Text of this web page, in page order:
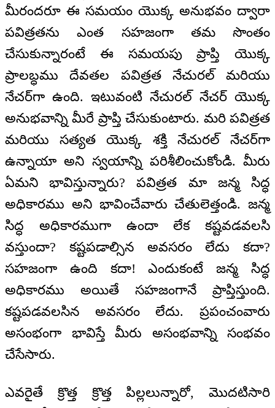
మీరందరూ ఈ సమయం యొక్క అనుభవం ద్వారా
పవిత్రతను ఎంత సహజంగా తమ సొంతం
చేసుకున్నారంటే ఈ సమయపు ప్రాప్తి యొక్క
ప్రాలబ్ధము దేవతల పవిత్రత నేచురల్‌ మరియు
నేచర్‌గా ఉంది. ఇటువంటి నేచురల్‌ నేచర్‌ యొక్క
అనుభవాన్ని మీరే ప్రాప్తి చేసుకుంటారు. మరి పవిత్రత
మరియు సత్యత యొక్క శక్తి నేచురల్‌ నేచర్‌గా
ఉన్నాయా అని స్వయాన్ని పరిశీలించుకోండి. మీరు
ఏమని భావిస్తున్నారు? పవిత్రత మా జన్మ సిద్ధ
అధికారము అని భావించేవారు చేతులెత్తండి. జన్మ
సిద్ధ అధికారముగా ఉందా లేక కష్టవడవలసి
వస్తుందా? కష్టపడాల్సిన అవసరం లేదు కదా?
సహజంగా ఉంది కదా! ఎందుకంటే జన్మ సిద్ధ
అధికారము అయితే సహజంగానే ప్రాప్తిస్తుంది.
కష్టపడవలసిన అవసరం లేదు. ప్రపంచంవారు
అసంభంగా భావిస్తే మీరు అసంభవాన్ని సంభవం
చేసేసారు.
ఎవరైతే క్రొత్త క్రొత్త పిల్లలున్నారో, మొదటిసారి